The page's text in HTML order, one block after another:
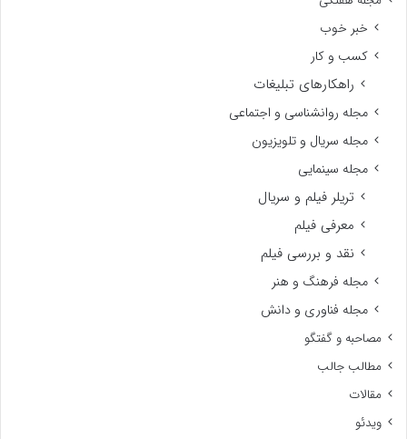
خبر خوب
کسب و کار
راهکارهای تبلیغات
مجله روانشناسی و اجتماعی
مجله سریال و تلویزیون
مجله سینمایی
تریلر فیلم و سریال
معرفی فیلم
نقد و بررسی فیلم
مجله فرهنگ و هنر
مجله فناوری و دانش
مصاحبه و گفتگو
مطالب جالب
مقالات
ویدئو